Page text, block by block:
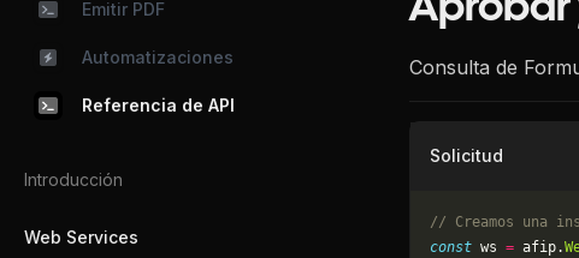
Emitir PDF
Automatizaciones
Referencia de API
Introducción
Web Services
Aprobar
Consulta de
Solicitud
// Creamos una
const ws = afip.